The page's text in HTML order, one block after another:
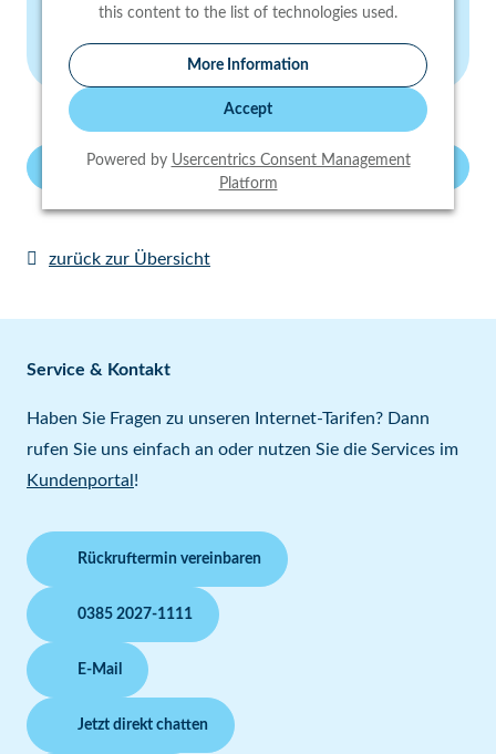
this content to the list of technologies used.
More Information
Accept
Powered by Usercentrics Consent Management
Platform
Vorherige Nächste
zurück zur Übersicht
Service & Kontakt
Haben Sie Fragen zu unseren Internet-Tarifen? Dann
rufen Sie uns einfach an oder nutzen Sie die Services im
Kundenportal !
Rückruftermin vereinbaren
0385 2027-1111
E-Mail
Jetzt direkt chatten